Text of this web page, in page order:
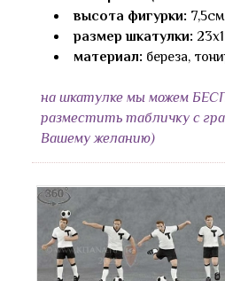
высота фигурки:
размер шкатулки:
материал: береза,
на шкатулке мы можем
разместить табличку с
Вашему желанию)